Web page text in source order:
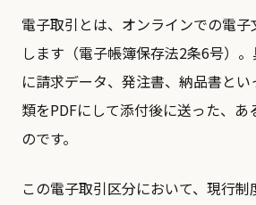
電子取引とは、オンラインでの電
します（電子帳簿保存法2条6号）
に請求データ、発注書、納品書と
類をPDFにして添付後に送った、あ
のです。
この電子取引区分において、現行